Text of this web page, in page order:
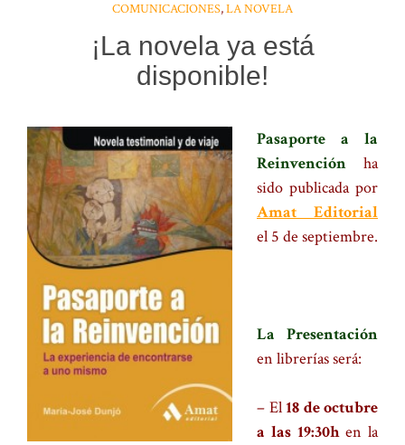
COMUNICACIONES,LA NOVELA
¡La novela ya está
disponible!
Pasaporte a la
Reinvención ha
sido publicada por
Amat Editorial
el 5 de septiembre.
La Presentación
en librerías será:
– El18 de octubre
a las 19:30hen la